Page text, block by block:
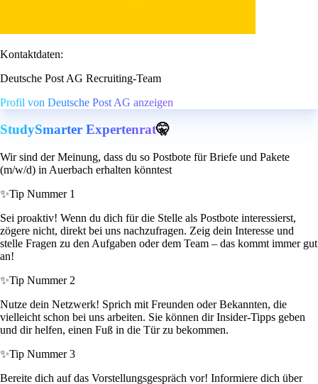
Kontaktdaten:
Deutsche Post AG Recruiting-Team
Profil von Deutsche Post AG anzeigen
StudySmarter Expertenrat🤫
Wir sind der Meinung, dass du so Postbote für Briefe und Pakete
(m/w/d) in Auerbach erhalten könntest
✨Tip Nummer 1
Sei proaktiv! Wenn du dich für die Stelle als Postbote interessierst,
zögere nicht, direkt bei uns nachzufragen. Zeig dein Interesse und
stelle Fragen zu den Aufgaben oder dem Team – das kommt immer gut
an!
✨Tip Nummer 2
Nutze dein Netzwerk! Sprich mit Freunden oder Bekannten, die
vielleicht schon bei uns arbeiten. Sie können dir Insider-Tipps geben
und dir helfen, einen Fuß in die Tür zu bekommen.
✨Tip Nummer 3
Bereite dich auf das Vorstellungsgespräch vor! Informiere dich über